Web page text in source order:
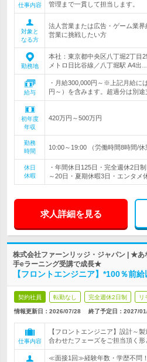
仕事内容
管理まで一貫して担当します。
対象と
なる方
法人営業または広告・ゲーム業
営業に挑戦したい方
勤務地
本社：東京都中央区八丁堀2丁
メトロ日比谷線／八丁堀駅 A4出…
給与
・月給300,000円～※上記月給に
円～）を含みます。超過分は別
初年度
年収
420万円～500万円
勤務
時間
10:00～19:00 （労働時間8時間/休
休日
休暇
・年間休日125日・完全週休2日
～20日・夏期休暇3日・エンタメ
求人詳細を見る
株式会社ファーンリッジ・ジャパン | ★
手eラーニング受講で成長★
【フロントエンジニア】*100％前
契約社員 転勤なし 完全週休2日制 リ
情報更新日：2026/07/28 終了予定日： 2027/
仕事内容
【フロントエンジニア】設計～
合わせたフェーズをご担当頂く形
≪面接1回≫経験年数・学歴不問